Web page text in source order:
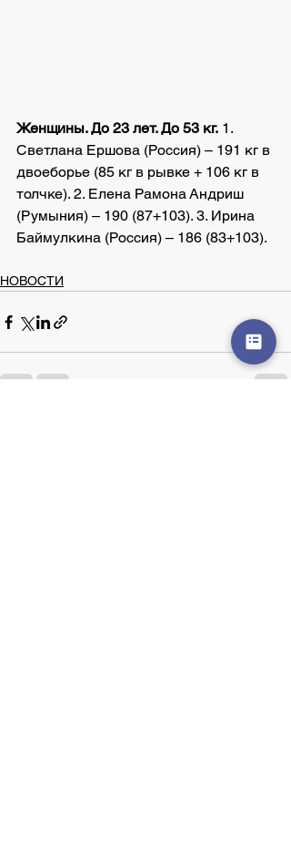
Женщины. До 23 лет. До 53 кг. 1.
Светлана Ершова (Россия) – 191 кг в
двоеборье (85 кг в рывке + 106 кг в
толчке). 2. Елена Рамона Андриш
(Румыния) – 190 (87+103). 3. Ирина
Баймулкина (Россия) – 186 (83+103).
НОВОСТИ